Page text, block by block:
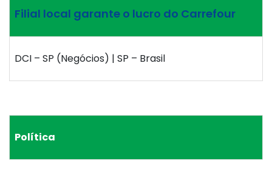
Filial local garante o lucro do Carrefour
DCI – SP (Negócios) | SP – Brasil
Política